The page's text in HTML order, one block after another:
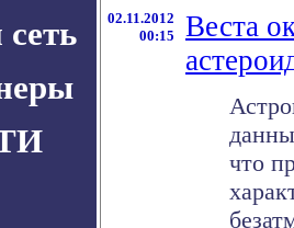
02.11.2012
00:15
Веста
что